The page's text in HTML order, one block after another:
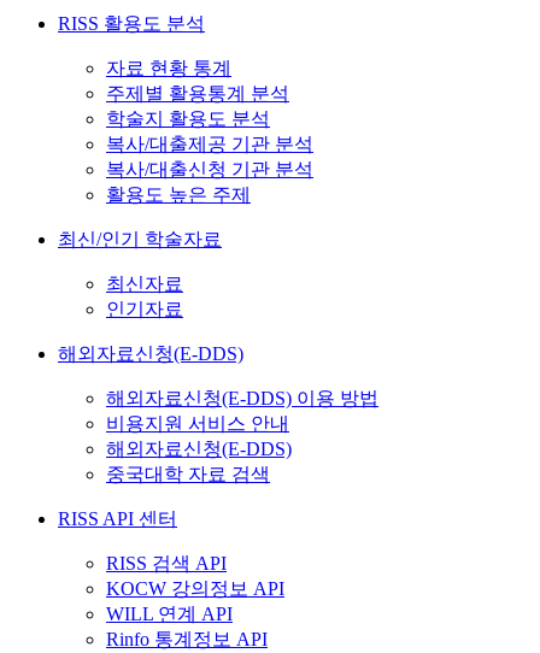
RISS 활용도 분석
자료 현황 통계
주제별 활용통계 분석
학술지 활용도 분석
복사/대출제공 기관 분석
복사/대출신청 기관 분석
활용도 높은 주제
최신/인기 학술자료
최신자료
인기자료
해외자료신청(E-DDS)
해외자료신청(E-DDS) 이용 방법
비용지원 서비스 안내
해외자료신청(E-DDS)
중국대학 자료 검색
RISS API 센터
RISS 검색 API
KOCW 강의정보 API
WILL 연계 API
Rinfo 통계정보 API